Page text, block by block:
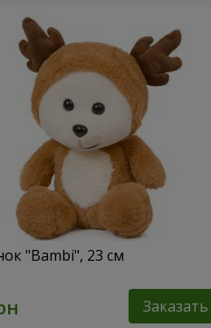
"Bambi", 23 см
Заказать